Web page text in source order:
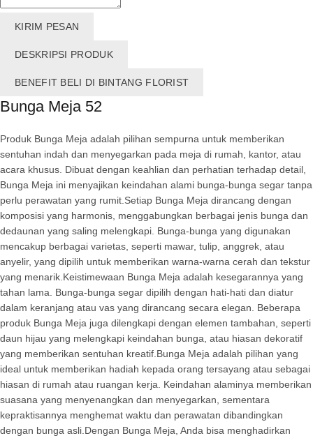
KIRIM PESAN
DESKRIPSI PRODUK
BENEFIT BELI DI BINTANG FLORIST
Bunga Meja 52
Produk Bunga Meja adalah pilihan sempurna untuk memberikan
sentuhan indah dan menyegarkan pada meja di rumah, kantor, atau
acara khusus. Dibuat dengan keahlian dan perhatian terhadap detail,
Bunga Meja ini menyajikan keindahan alami bunga-bunga segar tanpa
perlu perawatan yang rumit.Setiap Bunga Meja dirancang dengan
komposisi yang harmonis, menggabungkan berbagai jenis bunga dan
dedaunan yang saling melengkapi. Bunga-bunga yang digunakan
mencakup berbagai varietas, seperti mawar, tulip, anggrek, atau
anyelir, yang dipilih untuk memberikan warna-warna cerah dan tekstur
yang menarik.Keistimewaan Bunga Meja adalah kesegarannya yang
tahan lama. Bunga-bunga segar dipilih dengan hati-hati dan diatur
dalam keranjang atau vas yang dirancang secara elegan. Beberapa
produk Bunga Meja juga dilengkapi dengan elemen tambahan, seperti
daun hijau yang melengkapi keindahan bunga, atau hiasan dekoratif
yang memberikan sentuhan kreatif.Bunga Meja adalah pilihan yang
ideal untuk memberikan hadiah kepada orang tersayang atau sebagai
hiasan di rumah atau ruangan kerja. Keindahan alaminya memberikan
suasana yang menyenangkan dan menyegarkan, sementara
kepraktisannya menghemat waktu dan perawatan dibandingkan
dengan bunga asli.Dengan Bunga Meja, Anda bisa menghadirkan